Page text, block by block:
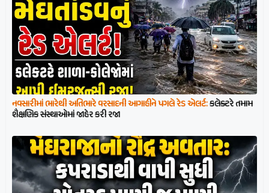
નવસારીમાં ભારેથી અતિભારે વરસાદની આગાહીને પગલે રેડ એલર્ટ:કલેક્ટરે તમામ
શૈક્ષણિક સંસ્થાઓમાં જાહેર કરી રજા